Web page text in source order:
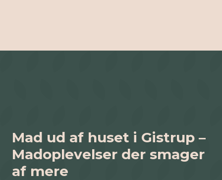
Mad ud af huset i Gistrup –
Madoplevelser der smager
af mere